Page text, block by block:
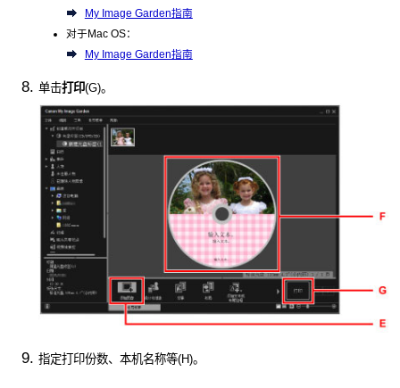
My Image Garden指南
对于Mac OS：
My Image Garden指南
单击打印(G)。
指定打印份数、本机名称等(H)。